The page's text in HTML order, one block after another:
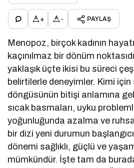
+ - PAYLAŞ
Menopoz, birçok kadının
kaçınılmaz bir dönüm
yaklaşık üçte ikisi bu süreci
belirtilerle deneyimler. Kimi
döngüsünün bitişi anlamına
sıcak basmaları, uyku
yoğunluğunda azalma ve
bir dizi yeni durumun
dönemi sağlıklı, güçlü ve
mümkündür. İşte tam da